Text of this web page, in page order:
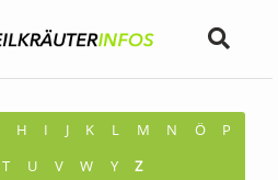
H I J K L M N Ö
P
T U V W Y Z